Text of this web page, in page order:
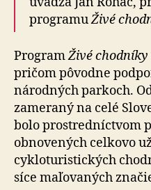
programuŽivé
ProgramŽivé chodníky
pričom pôvodne
národných parkoch.
zameraný na celé
bolo prostred­níc­tvom
obno­ve­ných cel­ko­vo
cyklo­tu­ris­tic­kých
síce maľo­va­ných